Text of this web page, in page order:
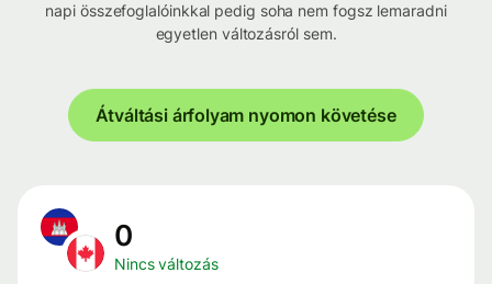
napi összefoglalóinkkal pedig soha nem fogsz lemaradni
egyetlen változásról sem.
Átváltási árfolyam nyomon követése
0
Nincs változás